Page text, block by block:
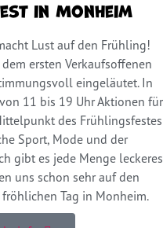
in Monheim
Lust auf den Frühling!
ersten Verkaufsoffenen
eingeläutet. In
11 bis 19 Uhr Aktionen für
des Frühlingsfestes
Sport, Mode und der
gibt es jede Menge leckeres
uns schon sehr auf den
Tag in Monheim.